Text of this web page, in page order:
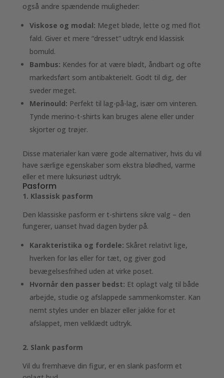
også andre spændende muligheder:
Viskose og modal: Meget bløde, lette og med flot
fald. Giver et mere “dresset” udtryk end klassisk
bomuld.
Bambus: Kendes for at være blødt, åndbart og ofte
markedsført som antibakterielt. Godt til dig, der
sveder meget.
Merinould: Perfekt til lag-på-lag, især om vinteren.
Tynde merino-t-shirts kan bruges alene eller under
skjorter og trøjer.
Disse materialer kan være gode alternativer, hvis du vil
have særlige egenskaber som ekstra blødhed, varme
eller et mere luksuriøst udtryk.
Pasform
1. Klassisk pasform
Den klassiske pasform er t-shirtens sikre valg – den
fungerer, uanset hvad dagen byder på.
Karakteristika og fordele: Skåret relativt lige,
hverken for løs eller for tæt, og giver god
bevægelsesfrihed uden at virke poset.
Hvornår den passer bedst: Et oplagt valg til både
arbejde, studie og afslappede sammenkomster. Kan
nemt styles under en blazer eller jakke for et
afslappet, men velklædt udtryk.
2. Slank pasform
Vil du fremhæve din figur, er en slank pasform et